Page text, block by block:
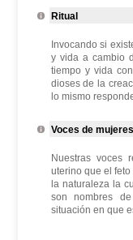
Ritual
Invocando si
y vida a cambio
tiempo y vida
dioses de la
lo mismo
Voces de mujeres
Nuestras voces
uterino que el
la naturaleza la
son nombres
situación en que